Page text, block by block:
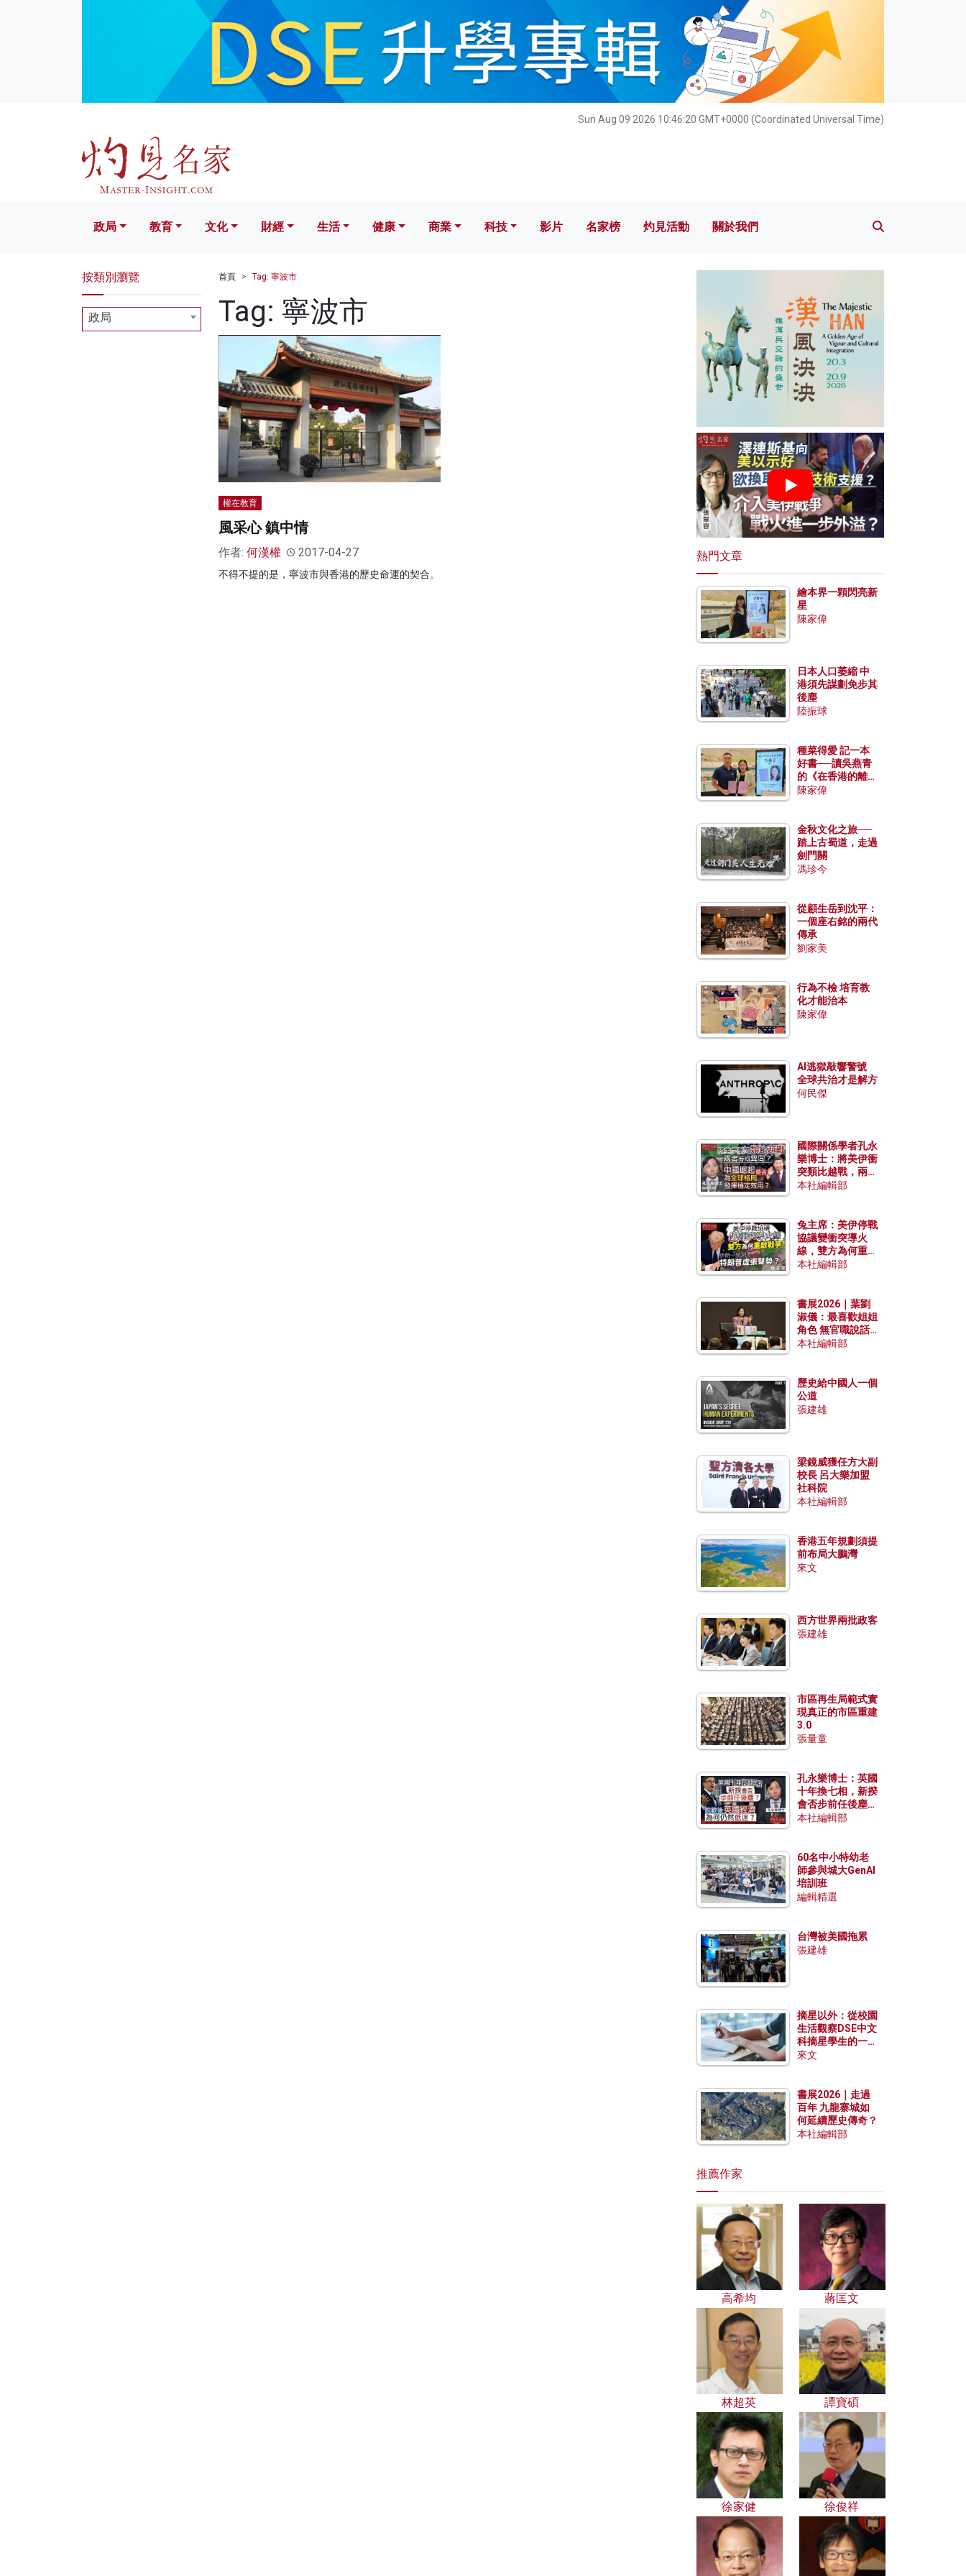
Sun Aug 09 2026 10:46:21 GMT+0000 (Coordinated Universal Time)
文化 財經 生活 健康 科技 影片 名家榜 灼見活動 關於我們
政局 教育 文化 財經 生活 健康 商業 科技 影片 名家榜 灼見活動 關於我們
首頁 Tag: 寧波市
Tag: 寧波市
權在教育
風采心 鎮中情
作者: 何漢權 2017-04-27
不得不提的是，寧波市與香港的歷史命運的契合。
按類別瀏覽
政局
熱門文章
繪本界一顆閃亮新
星
陳家偉
日本人口萎縮 中
港須先謀劃免步其
後塵
陸振球
種菜得愛 記一本
好書──讀吳燕青
的《在香港的離島
種菜》
陳家偉
金秋文化之旅──
踏上古蜀道，走過
劍門關
馮珍今
從顧生岳到沈平：
一個座右銘的兩代
傳承
劉家美
行為不檢 培育教
化才能治本
陳家偉
AI逃獄敲響警號
全球共治才是解方
何民傑
國際關係學者孔永
樂博士：將美伊衝
突類比越戰，兩者
有何異同？中國崛
本社編輯部
兔主席：美伊停戰
協議變衝突導火
線，雙方為何重啟
戰爭？伊朗一早洞
本社編輯部
書展2026｜葉劉
淑儀：最喜歡姐姐
角色 無官職說話
包袱少
本社編輯部
歷史給中國人一個
公道
張建雄
梁鏡威獲任方大副
校長 呂大樂加盟
社科院
本社編輯部
香港五年規劃須提
前布局大鵬灣
來文
西方世界兩批政客
張建雄
市區再生局範式實
現真正的市區重建
3.0
張量童
孔永樂博士：英國
十年換七相，新揆
會否步前任後塵？
脫歐後英國經濟為
本社編輯部
60名中小特幼老
師參與城大GenAI
培訓班
編輯精選
台灣被美國拖累
張建雄
摘星以外：從校園
生活觀察DSE中文
科摘星學生的一點
特質
來文
書展2026｜走過
百年 九龍寨城如
何延續歷史傳奇？
本社編輯部
推薦作家
高希均 蔣匡文
林超英 譚寶碩
徐家健 徐俊祥